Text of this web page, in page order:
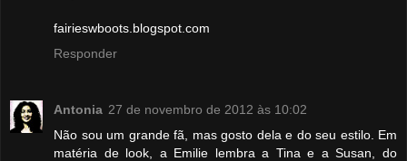
fairieswboots.blogspot.com
Responder
Antonia 27 de novembro de 2012 às 10:02
Não sou um grande fã, mas gosto dela e do seu estilo. Em
matéria de look, a Emilie lembra a Tina e a Susan, do